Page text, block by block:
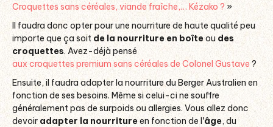
Croquettes sans céréales, viande fraîche,… Kézako ?»
Il faudra donc opter pour une nourriture de haute qualité peu
importe que ça soit de la nourriture en boîteou des
croquettes. Avez-déjà pensé
aux croquettes premium sans céréales de Colonel Gustave ?
Ensuite, il faudra adapter la nourriture du Berger Australien en
fonction de ses besoins. Même si celui-ci ne souffre
généralement pas de surpoids ou allergies. Vous allez donc
devoir adapter la nourritureen fonction de l’âge, du